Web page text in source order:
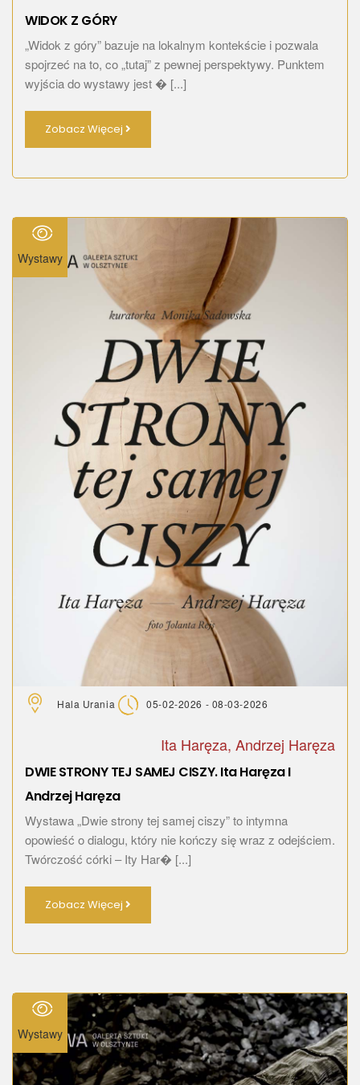
WIDOK Z GÓRY
„Widok z góry” bazuje na lokalnym kontekście i pozwala
spojrzeć na to, co „tutaj” z pewnej perspektywy. Punktem
wyjścia do wystawy jest � [...]
Zobacz Więcej
Wystawy
Hala Urania 05-02-2026 - 08-03-2026
Ita Haręza, Andrzej Haręza
DWIE STRONY TEJ SAMEJ CISZY. Ita Haręza I
Andrzej Haręza
Wystawa „Dwie strony tej samej ciszy” to intymna
opowieść o dialogu, który nie kończy się wraz z odejściem.
Twórczość córki – Ity Har� [...]
Zobacz Więcej
Wystawy